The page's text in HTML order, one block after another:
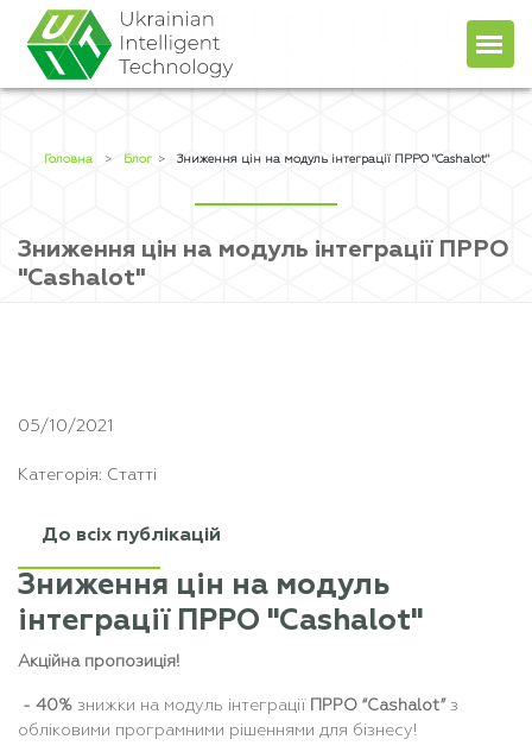
Про компанiю
Послуги
+38 (044) 451-78-49
Головна > Блог > Зниження цін на модуль інтеграції ПРРО "Cashalot"
Зниження цін на модуль інтеграції ПРРО
"Cashalot"
05/10/2021
Категорія: Статті
До всіх публікацій
Зниження цін на модуль
інтеграції ПРРО "Cashalot"
Акційна пропозиція!
- 40% знижки на модуль інтеграції ПРРО “Cashalot” з
обліковими програмними рішеннями для бізнесу!